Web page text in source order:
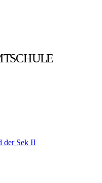
TSCHULE
der Sek II